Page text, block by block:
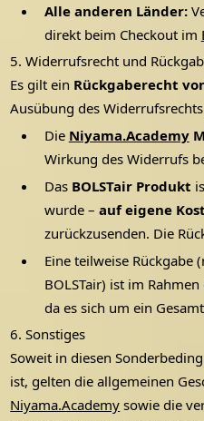
Alle anderen Länder:
direkt beim Checkout im
5. Widerrufsrecht und
Es gilt ein Rückgaberecht
Ausübung des
Die Niyama.Academy
Wirkung des Widerrufs
Das BOLSTair Produkt
wurde – auf eigene
zurückzusenden. Die
Eine teilweise
BOLSTair) ist im
da es sich um ein
6. Sonstiges
Soweit in diesen
ist, gelten die allgemeinen
Niyama.Academy sowie die